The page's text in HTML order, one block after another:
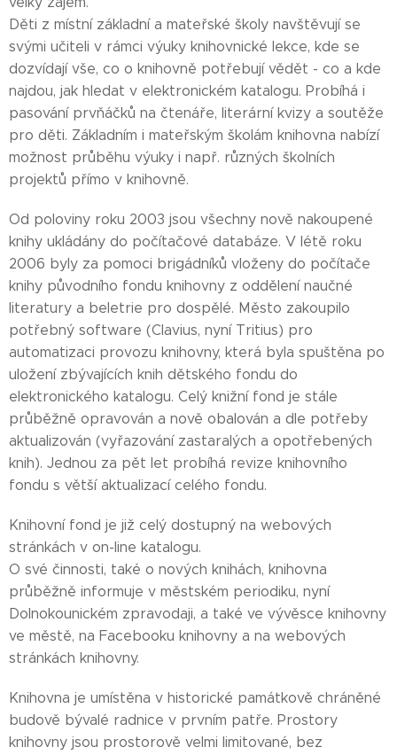
Děti z místní základní a mateřské školy navštěvují se
svými učiteli v rámci výuky knihovnické lekce, kde se
dozvídají vše, co o knihovně potřebují vědět - co a kde
najdou, jak hledat v elektronickém katalogu. Probíhá i
pasování prvňáčků na čtenáře, literární kvizy a soutěže
pro děti. Základním i mateřským školám knihovna nabízí
možnost průběhu výuky i např. různých školních
projektů přímo v knihovně.
Od poloviny roku 2003 jsou všechny nově nakoupené
knihy ukládány do počítačové databáze. V létě roku
2006 byly za pomoci brigádníků vloženy do počítače
knihy původního fondu knihovny z oddělení naučné
literatury a beletrie pro dospělé. Město zakoupilo
potřebný software (Clavius, nyní Tritius) pro
automatizaci provozu knihovny, která byla spuštěna po
uložení zbývajících knih dětského fondu do
elektronického katalogu. Celý knižní fond je stále
průběžně opravován a nově obalován a dle potřeby
aktualizován (vyřazování zastaralých a opotřebených
knih). Jednou za pět let probíhá revize knihovního
fondu s větší aktualizací celého fondu.
Knihovní fond je již celý dostupný na webových
stránkách v on-line katalogu.
O své činnosti, také o nových knihách, knihovna
průběžně informuje v městském periodiku, nyní
Dolnokounickém zpravodaji, a také ve vývěsce knihovny
ve městě, na Facebooku knihovny a na webových
stránkách knihovny.
Knihovna je umístěna v historické památkově chráněné
budově bývalé radnice v prvním patře. Prostory
knihovny jsou prostorově velmi limitované, bez